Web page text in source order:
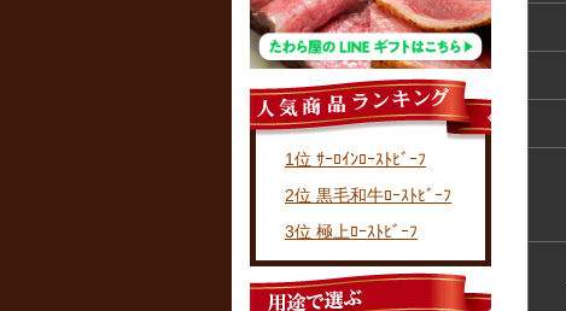
1位 ｻｰﾛｲﾝﾛｰｽﾄﾋﾞｰﾌ
2位 黒毛和牛ﾛｰｽﾄﾋﾞｰﾌ
3位 極上ﾛｰｽﾄﾋﾞｰﾌ